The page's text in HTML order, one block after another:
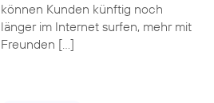
können Kunden künftig noch
länger im Internet surfen, mehr mit
Freunden […]